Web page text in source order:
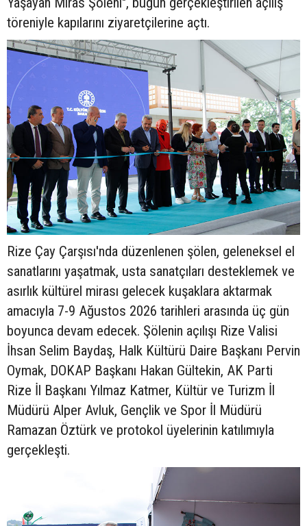
töreniyle kapılarını ziyaretçilerine açtı.
Rize Çay Çarşısı'nda düzenlenen şölen, geleneksel el
sanatlarını yaşatmak, usta sanatçıları desteklemek ve
asırlık kültürel mirası gelecek kuşaklara aktarmak
amacıyla 7-9 Ağustos 2026 tarihleri arasında üç gün
boyunca devam edecek. Şölenin açılışı Rize Valisi
İhsan Selim Baydaş, Halk Kültürü Daire Başkanı Pervin
Oymak, DOKAP Başkanı Hakan Gültekin, AK Parti
Rize İl Başkanı Yılmaz Katmer, Kültür ve Turizm İl
Müdürü Alper Avluk, Gençlik ve Spor İl Müdürü
Ramazan Öztürk ve protokol üyelerinin katılımıyla
gerçekleşti.